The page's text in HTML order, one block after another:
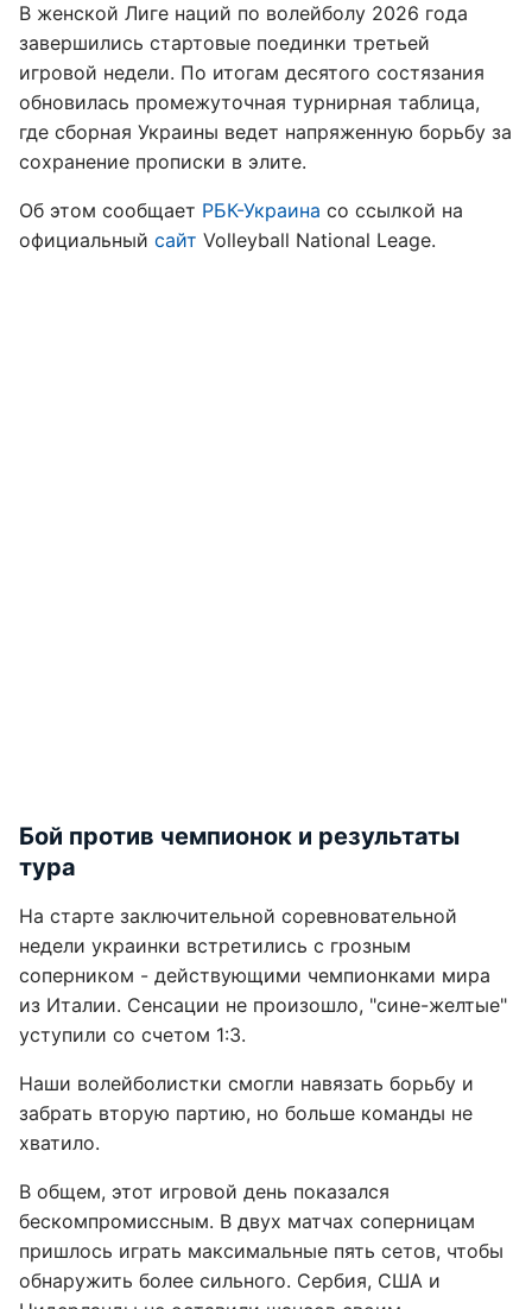
В женской Лиге наций по волейболу 2026 года
завершились стартовые поединки третьей
игровой недели. По итогам десятого состязания
обновилась промежуточная турнирная таблица,
где сборная Украины ведет напряженную борьбу за
сохранение прописки в элите.
Об этом сообщает РБК-Украина со ссылкой на
официальный сайт Volleyball National Leage.
Бой против чемпионок и результаты
тура
На старте заключительной соревновательной
недели украинки встретились с грозным
соперником - действующими чемпионками мира
из Италии. Сенсации не произошло, "сине-желтые"
уступили со счетом 1:3.
Наши волейболистки смогли навязать борьбу и
забрать вторую партию, но больше команды не
хватило.
В общем, этот игровой день показался
бескомпромиссным. В двух матчах соперницам
пришлось играть максимальные пять сетов, чтобы
обнаружить более сильного. Сербия, США и